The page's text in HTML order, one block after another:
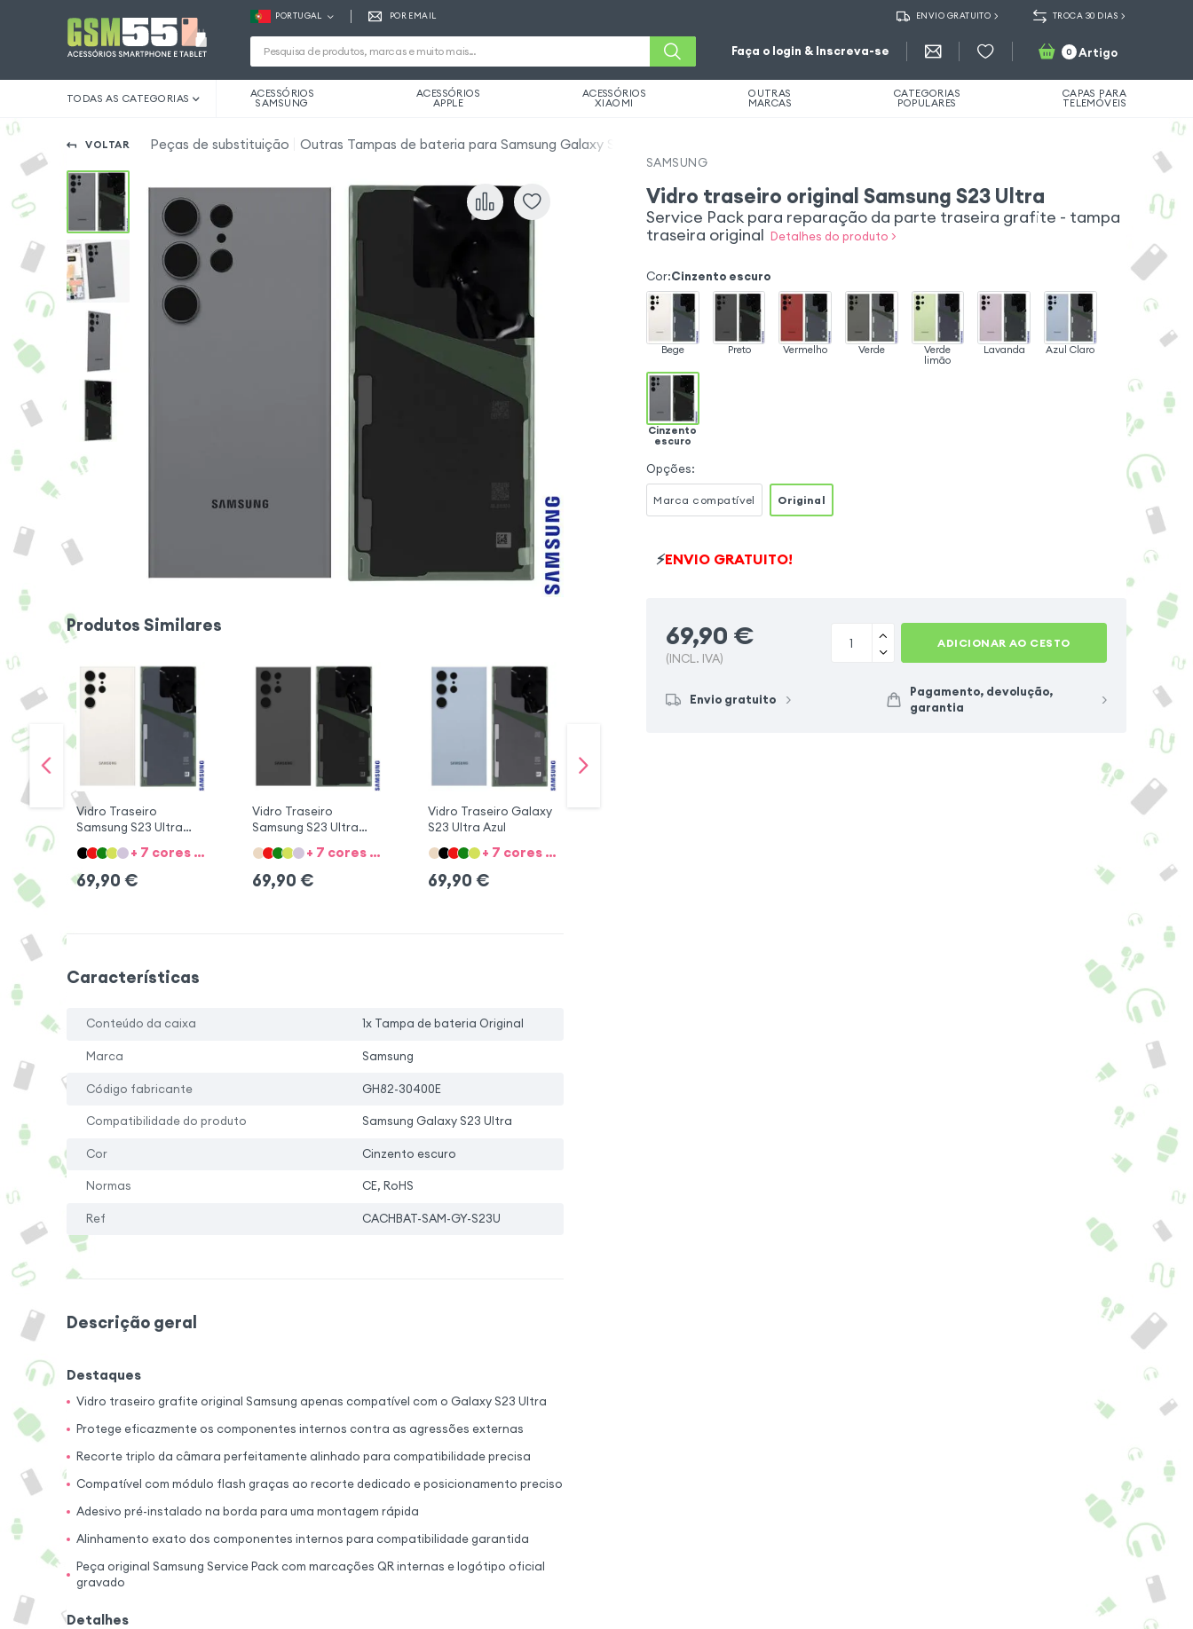
PORTUGAL POR EMAIL ENVIO GRATUITO TROCA 30 DIAS
Faça o login & Inscreva-se 0 Artigo
TODAS AS CATEGORIAS ACESSÓRIOS
SAMSUNG
ACESSÓRIOS
APPLE
ACESSÓRIOS
XIAOMI
OUTRAS
MARCAS
CATEGORIAS
POPULARES
CAPAS PARA
TELEMÓVEIS
VOLTAR Peças de substituição Outras Tampas de bateria para Samsung Galaxy S23 Ultra
Produtos Similares
Vidro Traseiro
Samsung S23 Ultra
Creme
+ 7 cores + 1 Opções
69,90 €
Vidro Traseiro
Samsung S23 Ultra
Preto
+ 7 cores + 1 Opções
69,90 €
Vidro Traseiro Galaxy
S23 Ultra Azul
+ 7 cores + 1 Opções
69,90 €
Características
Conteúdo da caixa 1x Tampa de bateria Original
Marca Samsung
Código fabricante GH82-30400E
Compatibilidade do produto Samsung Galaxy S23 Ultra
Cor Cinzento escuro
Normas CE, RoHS
Ref CACHBAT-SAM-GY-S23U
Descrição geral
Destaques
Vidro traseiro grafite original Samsung apenas compatível com o Galaxy S23 Ultra
Protege eficazmente os componentes internos contra as agressões externas
Recorte triplo da câmara perfeitamente alinhado para compatibilidade precisa
Compatível com módulo flash graças ao recorte dedicado e posicionamento preciso
Adesivo pré-instalado na borda para uma montagem rápida
Alinhamento exato dos componentes internos para compatibilidade garantida
Peça original Samsung Service Pack com marcações QR internas e logótipo oficial
gravado
Detalhes
SAMSUNG
Vidro traseiro original Samsung S23 Ultra
Service Pack para reparação da parte traseira grafite - tampa
traseira original Detalhes do produto >
Cor:Cinzento escuro
Bege Preto Vermelho Verde
Verde
limão
Lavanda Azul Claro
Cinzento
escuro
Opções:
Marca compatível Original
⚡ENVIO GRATUITO!
69,90 €
(INCL. IVA)
ADICIONAR AO CESTO
Envio gratuito
Pagamento, devolução,
garantia